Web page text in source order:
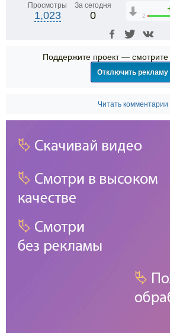
Просмотры
1,023
За сегодня
0 2
Поддержите проект —
Отключить рекламу
Читать комментарии